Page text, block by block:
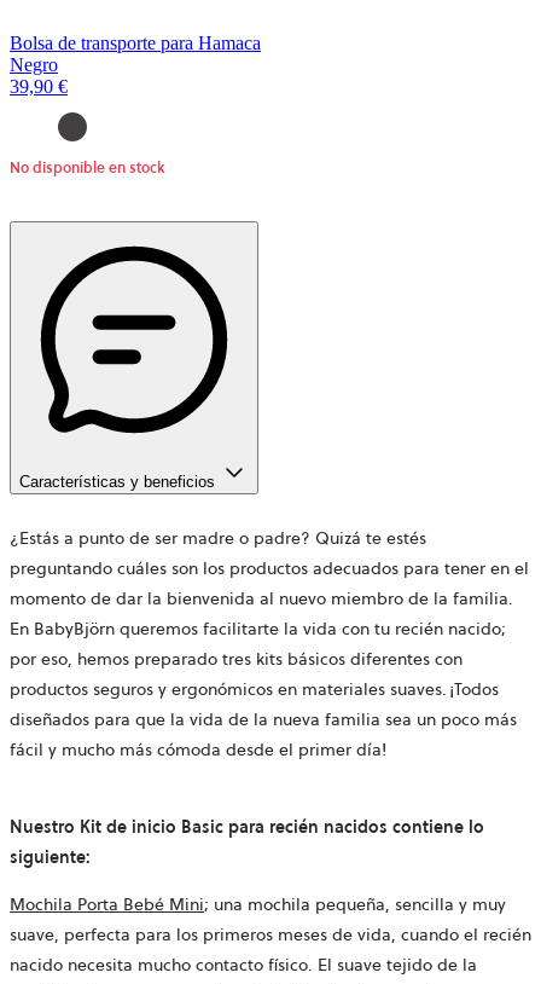
Bolsa de transporte para Hamaca
Negro
39,90 €
No disponible en stock
Características y beneficios
¿Estás a punto de ser madre o padre? Quizá te estés
preguntando cuáles son los productos adecuados para tener en el
momento de dar la bienvenida al nuevo miembro de la familia.
En BabyBjörn queremos facilitarte la vida con tu recién nacido;
por eso, hemos preparado tres kits básicos diferentes con
productos seguros y ergonómicos en materiales suaves. ¡Todos
diseñados para que la vida de la nueva familia sea un poco más
fácil y mucho más cómoda desde el primer día!
Nuestro Kit de inicio Basic para recién nacidos contiene lo
siguiente:
Mochila Porta Bebé Mini; una mochila pequeña, sencilla y muy
suave, perfecta para los primeros meses de vida, cuando el recién
nacido necesita mucho contacto físico. El suave tejido de la